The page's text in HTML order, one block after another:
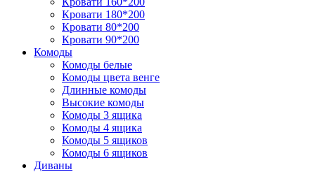
Кровати 180*200
Кровати 80*200
Кровати 90*200
Комоды
Комоды белые
Комоды цвета венге
Длинные комоды
Высокие комоды
Комоды 3 ящика
Комоды 4 ящика
Комоды 5 ящиков
Комоды 6 ящиков
Диваны